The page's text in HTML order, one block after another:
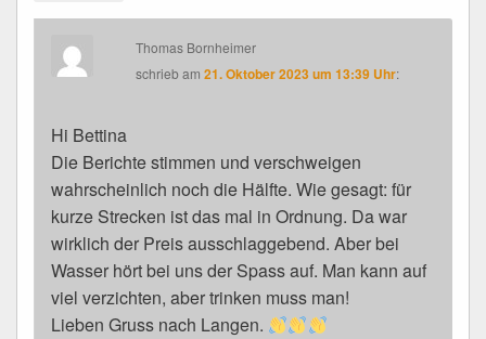
Thomas Bornheimer
schriebam21. Oktober 2023 um 13:39 Uhr:
Hi Bettina
Die Berichte stimmen und verschweigen
wahrscheinlich noch die Hälfte. Wie gesagt: für
kurze Strecken ist das mal in Ordnung. Da war
wirklich der Preis ausschlaggebend. Aber bei
Wasser hört bei uns der Spass auf. Man kann auf
viel verzichten, aber trinken muss man!
Lieben Gruss nach Langen.